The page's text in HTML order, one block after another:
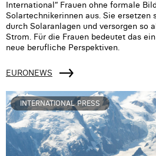
International“ Frauen ohne formale
Solartechnikerinnen aus. Sie ersetzen
durch Solaranlagen und versorgen so
Strom. Für die Frauen bedeutet das
neue berufliche Perspektiven.
EURONEWS
INTERNATIONAL PRESS